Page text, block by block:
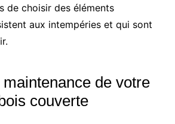
de choisir des éléments
aux intempéries et qui sont
de votre
couverte